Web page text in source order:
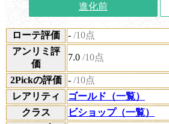
進化前
ローテ評価 - /10点
アンリミ評
価
7.0 /10点
2Pickの評価 - /10点
レアリティ
ゴールド（一覧）
クラス
ビショップ（一覧）